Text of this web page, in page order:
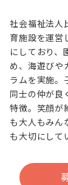
社会福祉法人
育施設を運営
にしており、
め、海遊びや
ラムを実施。
同士の仲が良
特徴。笑顔が
も大人もみん
も大切にして